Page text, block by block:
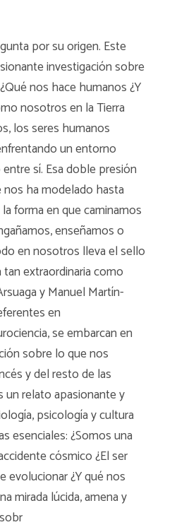
por su origen. Este
investigación sobre
nos hace humanos ¿Y
nosotros en la Tierra
los seres humanos
un entorno
sí. Esa doble presión
ha modelado hasta
forma en que caminamos
enseñamos o
en nosotros lleva el sello
extraordinaria como
y Manuel Martín-
en
se embarcan en
sobre lo que nos
y del resto de las
un relato apasionante y
psicología y cultura
esenciales: ¿Somos una
cósmico ¿El ser
evolucionar ¿Y qué nos
mirada lúcida, amena y